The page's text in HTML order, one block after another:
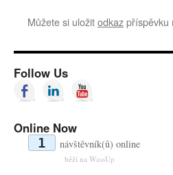
Můžete si uložitodkazpříspěvku
Follow Us
Online Now
1 návštěvník(ů) online
běží na WassUp